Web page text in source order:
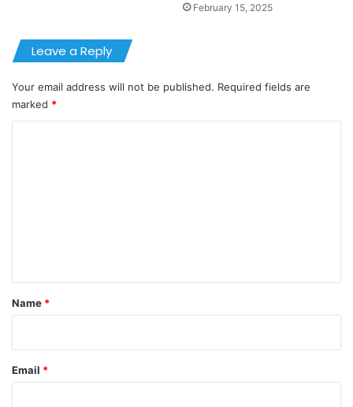
February 15, 2025
Leave a Reply
Your email address will not be published. Required fields are
marked *
*
Name *
Email *